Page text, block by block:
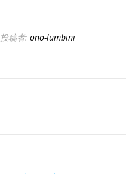
投稿者: ono-lumbini